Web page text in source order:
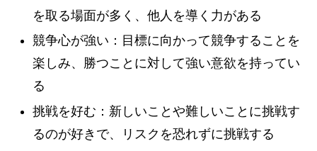
を取る場面が多く、他人を導く力がある
競争心が強い：目標に向かって競争することを
楽しみ、勝つことに対して強い意欲を持ってい
る
挑戦を好む：新しいことや難しいことに挑戦す
るのが好きで、リスクを恐れずに挑戦する